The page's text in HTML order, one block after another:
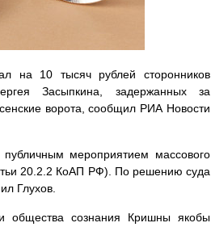
на 10 тысяч рублей сторонников
Засыпкина, задержанных за
ворота, сообщил РИА Новости
мероприятием массового
20.2.2 КоАП РФ). По решению суда
Глухов.
общества сознания Кришны якобы